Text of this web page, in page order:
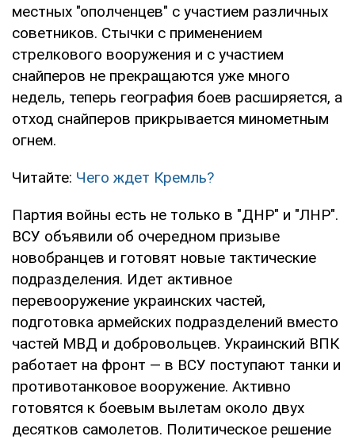
местных "ополченцев" с участием различных
советников. Стычки с применением
стрелкового вооружения и с участием
снайперов не прекращаются уже много
недель, теперь география боев расширяется, а
отход снайперов прикрывается минометным
огнем.
Читайте: Чего ждет Кремль?
Партия войны есть не только в "ДНР" и "ЛНР".
ВСУ объявили об очередном призыве
новобранцев и готовят новые тактические
подразделения. Идет активное
перевооружение украинских частей,
подготовка армейских подразделений вместо
частей МВД и добровольцев. Украинский ВПК
работает на фронт — в ВСУ поступают танки и
противотанковое вооружение. Активно
готовятся к боевым вылетам около двух
десятков самолетов. Политическое решение